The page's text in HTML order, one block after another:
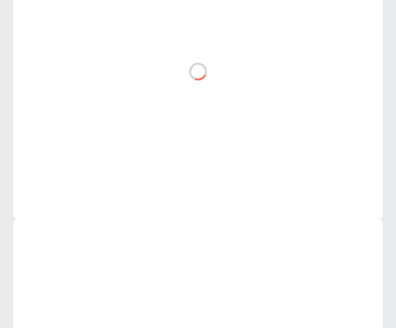
DO KOSZYKA